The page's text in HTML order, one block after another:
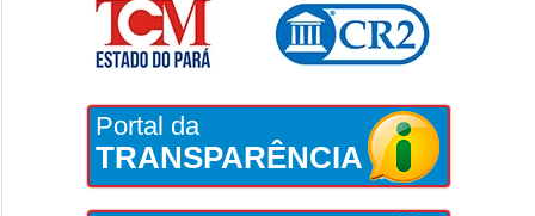
Portal da
TRANSPARÊNCIA